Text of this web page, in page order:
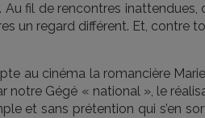
fil de rencontres inattendues,
un regard différent. Et, contre
au cinéma la romancière
notre Gégé « national », le
et sans prétention qui s’en